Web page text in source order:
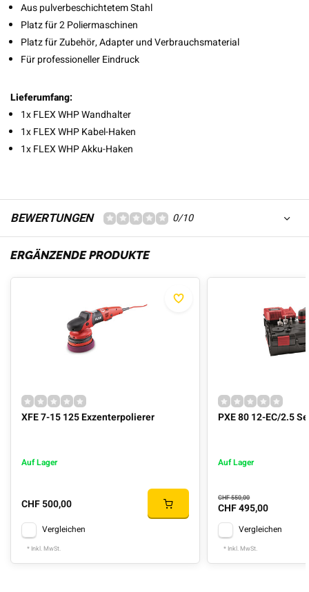
Aus pulverbeschichtetem Stahl
Platz für 2 Poliermaschinen
Platz für Zubehör, Adapter und Verbrauchsmaterial
Für professioneller Eindruck
Lieferumfang:
1x FLEX WHP Wandhalter
1x FLEX WHP Kabel-Haken
1x FLEX WHP Akku-Haken
BEWERTUNGEN 0/10
ERGÄNZENDE PRODUKTE
XFE 7-15 125 Exzenterpolierer
Auf Lager
CHF 500,00
Vergleichen
* Inkl. MwSt.
PXE 80 12-EC/2.5
Auf Lager
CHF 550,00
CHF 495,00
Vergleichen
* Inkl. MwSt.